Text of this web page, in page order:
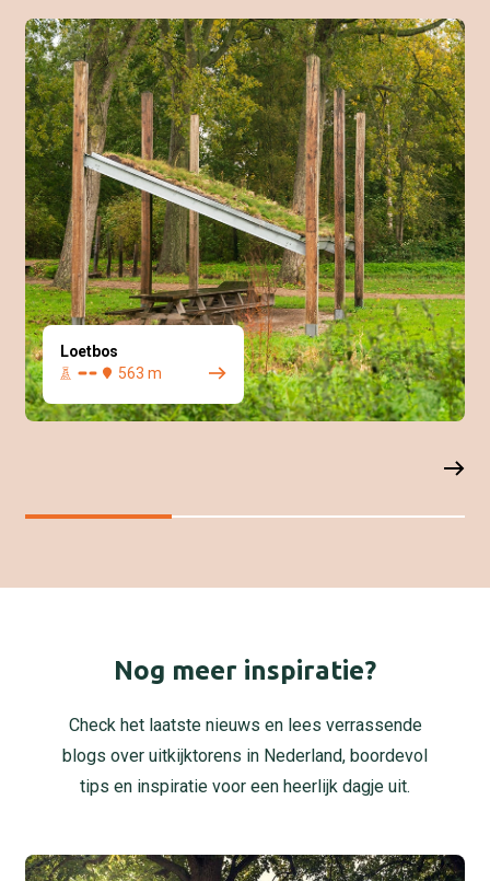
Loetbos
563 m
Nog meer inspiratie?
Check het laatste nieuws en lees verrassende
blogs over uitkijktorens in Nederland, boordevol
tips en inspiratie voor een heerlijk dagje uit.